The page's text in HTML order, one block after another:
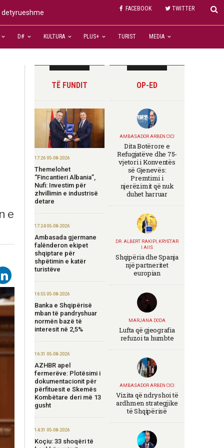
FACEBOOK TWITTER
detyrueshme
D# KULTURA PLUS+ TURIST MEDIA
e
TË FUNDIT
17:26 05-08-2026
Themelohet
“Fincantieri Albania”,
Nufi: Investim për
zhvillimin e industrisë
detare
17:24 05-08-2026
Ambasada gjermane
falënderon ekipet
shqiptare për
shpëtimin e katër
turistëve
16:55 05-08-2026
Banka e Shqipërisë
mban të pandryshuar
normën bazë të
interesit në 2,5%
16:31 05-08-2026
AZHBR apel
fermerëve: Plotësimi i
dokumentacionit për
përfituesit e Skemës
Kombëtare deri më 13
gusht
14:31 05-08-2026
Koçiu: 33 shoqëri të
OP-ED
AMBASADOR ARBEN CICI
Dita Botërore e
Refugjatëve dhe 75-
vjetori i Konventës
së Gjenevës:
Premtimi i
njerëzimit që nuk
duhet harruar
DR. ALBERT RAKIPI, KRYETAR
I AIIS
Shqipëria dhe Spanja
një partneritet
europian
MARJANA DODA
Lufta që gjeografia
refuzoi ta humbte
AMBASADOR ARBEN CICI
Vizita që ndryshoi të
ardhmen strategjike
të Shqipërisë